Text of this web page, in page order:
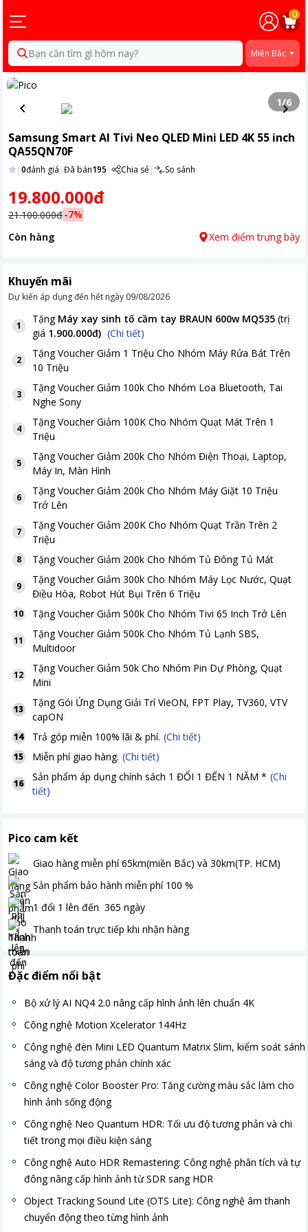
0
Bạn cần tìm gì hôm nay? Miền Bắc
1/6
Samsung Smart AI Tivi Neo QLED Mini LED 4K 55 inch
QA55QN70F
|0đánh giá |Đã bán195 | Chia sẻ| So sánh
19.800.000đ
21.100.000đ-7%
Còn hàng
Xem điểm trưng bày
Khuyến mãi
Dự kiến áp dụng đến hết ngày 09/08/2026
1
Tặng Máy xay sinh tố cầm tay BRAUN 600w MQ535(trị
giá 1.900.000đ) (Chi tiết)
2
TặngVoucher Giảm 1 Triệu Cho Nhóm Máy Rửa Bát Trên
10 Triệu
3
TặngVoucher Giảm 100k Cho Nhóm Loa Bluetooth, Tai
Nghe Sony
4
TặngVoucher Giảm 100K Cho Nhóm Quạt Mát Trên 1
Triệu
5
TặngVoucher Giảm 200k Cho Nhóm Điện Thoại, Laptop,
Máy In, Màn Hình
6
TặngVoucher Giảm 200k Cho Nhóm Máy Giặt 10 Triệu
Trở Lên
7
TặngVoucher Giảm 200K Cho Nhóm Quạt Trần Trên 2
Triệu
8 TặngVoucher Giảm 200k Cho Nhóm Tủ Đông Tủ Mát
9
TặngVoucher Giảm 300k Cho Nhóm Máy Lọc Nước, Quạt
Điều Hòa, Robot Hút Bụi Trên 6 Triệu
10 TặngVoucher Giảm 500k Cho Nhóm Tivi 65 Inch Trở Lên
11
TặngVoucher Giảm 500k Cho Nhóm Tủ Lạnh SBS,
Multidoor
12
TặngVoucher Giảm 50k Cho Nhóm Pin Dự Phòng, Quạt
Mini
13
Tặng Gói Ứng Dụng Giải Trí VieON, FPT Play, TV360, VTV
capON
14 Trả góp miễn 100% lãi & phí. (Chi tiết)
15 Miễn phí giao hàng. (Chi tiết)
16
Sản phẩm áp dụng chính sách 1 ĐỔI 1 ĐẾN 1 NĂM * (Chi
tiết)
Pico cam kết
Giao hàng miễn phí 65km(miền Bắc) và 30km(TP. HCM)
Sản phẩm bảo hành miễn phí 100 %
1 đổi 1 lên đến 365 ngày
Thanh toán trực tiếp khi nhận hàng
Đặc điểm nổi bật
Bộ xử lý AI NQ4 2.0 nâng cấp hình ảnh lên chuẩn 4K
Công nghệ Motion Xcelerator 144Hz
Công nghệ đèn Mini LED Quantum Matrix Slim, kiểm soát sánh
sáng và độ tương phản chính xác
Công nghệ Color Booster Pro: Tăng cường màu sắc làm cho
hình ảnh sống động
Công nghệ Neo Quantum HDR: Tối ưu độ tương phản và chi
tiết trong mọi điều kiện sáng
Công nghệ Auto HDR Remastering: Công nghệ phân tích và tự
đông nâng cấp hình ảnh từ SDR sang HDR
Object Tracking Sound Lite (OTS Lite): Công nghệ âm thanh
chuyển động theo từng hình ảnh